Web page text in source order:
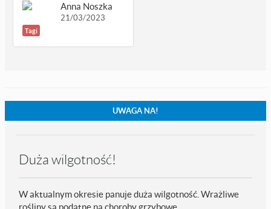
Anna Noszka
21/03/2023
Tagi
UWAGA NA!
Duża wilgotność!
W aktualnym okresie panuje duża wilgotność. Wrażliwe
rośliny są podatne na choroby grzybowe.